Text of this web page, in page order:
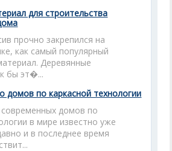
для строительства
прочно закрепился на
как самый популярный
Деревянные
бы эт�...
домов по каркасной технологии
домов по
в мире известно уже
и в последнее время